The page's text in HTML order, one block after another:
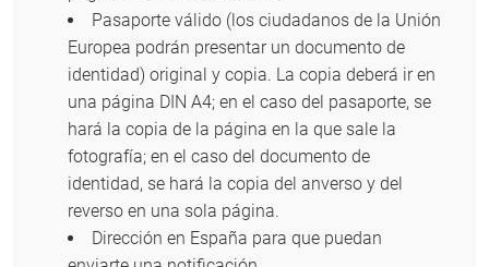
Pasaporte válido (los ciudadanos de la Unión
Europea podrán presentar un documento de
identidad) original y copia. La copia deberá ir en
una página DIN A4; en el caso del pasaporte, se
hará la copia de la página en la que sale la
fotografía; en el caso del documento de
identidad, se hará la copia del anverso y del
reverso en una sola página.
Dirección en España para que puedan